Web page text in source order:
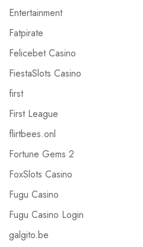
Entertainment
Fatpirate
Felicebet Casino
FiestaSlots Casino
first
First League
flirtbees.onl
Fortune Gems 2
FoxSlots Casino
Fugu Casino
Fugu Casino Login
galgito.be